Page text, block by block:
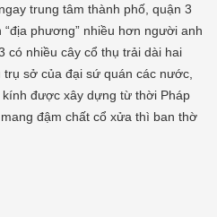
trung tâm thành phố, quận 3
phương” nhiều hơn người anh
có nhiều cây cổ thụ trải dài hai
sở của đại sứ quán các nước,
được xây dựng từ thời Pháp
đậm chất cổ xửa thì ban thờ